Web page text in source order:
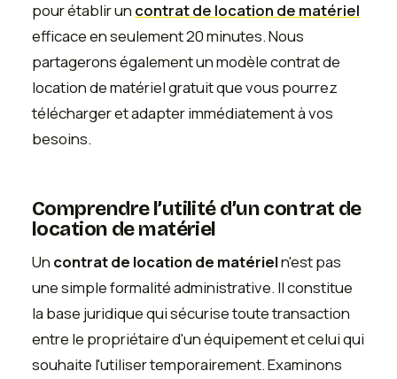
pour établir un contrat de location de matériel
efficace en seulement 20 minutes. Nous
partagerons également un modèle contrat de
location de matériel gratuit que vous pourrez
télécharger et adapter immédiatement à vos
besoins.
Comprendre l’utilité d’un contrat de
location de matériel
Un contrat de location de matérieln'est pas
une simple formalité administrative. Il constitue
la base juridique qui sécurise toute transaction
entre le propriétaire d'un équipement et celui qui
souhaite l'utiliser temporairement. Examinons